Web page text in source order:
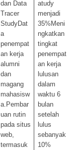
dan Data
Tracer
StudyDat
a
penempat
an kerja
alumni
dan
magang
mahasisw
a.Pembar
uan rutin
pada situs
web,
termasuk
atudy
menjadi
35%Meni
ngkatkan
tingkat
penempat
an kerja
lulusan
dalam
waktu 6
bulan
setelah
lulus
sebanyak
10%